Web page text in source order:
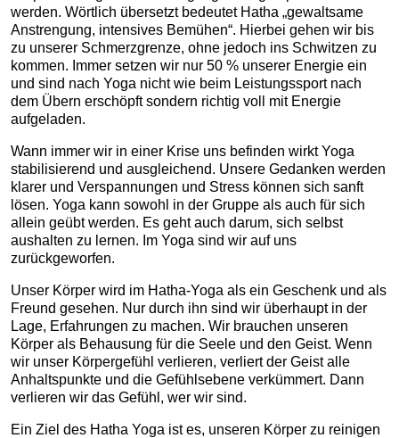
werden. Wörtlich übersetzt bedeutet Hatha „gewaltsame
Anstrengung, intensives Bemühen“. Hierbei gehen wir bis
zu unserer Schmerzgrenze, ohne jedoch ins Schwitzen zu
kommen. Immer setzen wir nur 50 % unserer Energie ein
und sind nach Yoga nicht wie beim Leistungssport nach
dem Übern erschöpft sondern richtig voll mit Energie
aufgeladen.
Wann immer wir in einer Krise uns befinden wirkt Yoga
stabilisierend und ausgleichend. Unsere Gedanken werden
klarer und Verspannungen und Stress können sich sanft
lösen. Yoga kann sowohl in der Gruppe als auch für sich
allein geübt werden. Es geht auch darum, sich selbst
aushalten zu lernen. Im Yoga sind wir auf uns
zurückgeworfen.
Unser Körper wird im Hatha-Yoga als ein Geschenk und als
Freund gesehen. Nur durch ihn sind wir überhaupt in der
Lage, Erfahrungen zu machen. Wir brauchen unseren
Körper als Behausung für die Seele und den Geist. Wenn
wir unser Körpergefühl verlieren, verliert der Geist alle
Anhaltspunkte und die Gefühlsebene verkümmert. Dann
verlieren wir das Gefühl, wer wir sind.
Ein Ziel des Hatha Yoga ist es, unseren Körper zu reinigen